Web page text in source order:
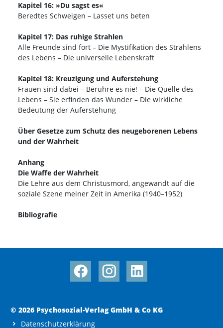
Kapitel 16: »Du sagst es«
Beredtes Schweigen – Lasset uns beten
Kapitel 17: Das ruhige Strahlen
Alle Freunde sind fort – Die Mystifikation des Strahlens
des Lebens – Die universelle Lebenskraft
Kapitel 18: Kreuzigung und Auferstehung
Frauen sind dabei – Berühre es nie! – Die Quelle des
Lebens – Sie erfinden das Wunder – Die wirkliche
Bedeutung der Auferstehung
Über Gesetze zum Schutz des neugeborenen Lebens
und der Wahrheit
Anhang
Die Waffe der Wahrheit
Die Lehre aus dem Christusmord, angewandt auf die
soziale Szene meiner Zeit in Amerika (1940–1952)
Bibliografie
© 2026 Psychosozial-Verlag GmbH & Co KG
Datenschutzerklärung